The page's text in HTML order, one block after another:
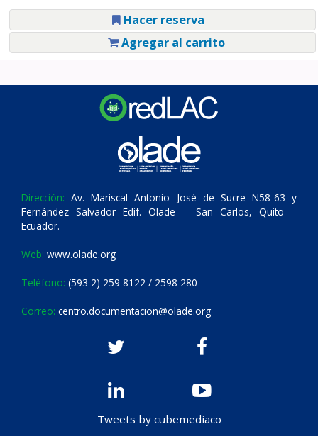
Hacer reserva
Agregar al carrito
Dirección: Av. Mariscal Antonio José de Sucre N58-63 y
Fernández Salvador Edif. Olade – San Carlos, Quito –
Ecuador.
Web: www.olade.org
Teléfono: (593 2) 259 8122 / 2598 280
Correo: centro.documentacion@olade.org
Tweets by cubemediaco